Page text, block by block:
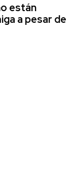
están
a pesar de